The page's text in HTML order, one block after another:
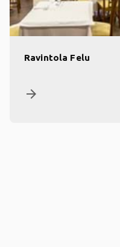
Ravintola Felu
arrow_forward